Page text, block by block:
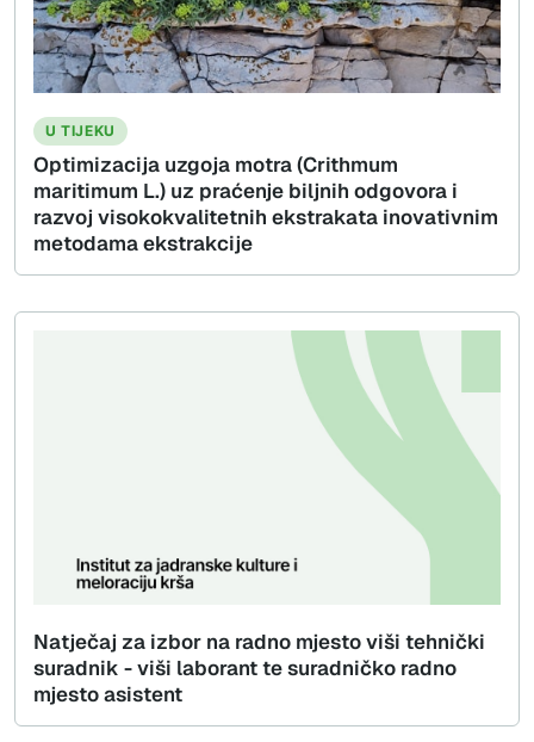
U TIJEKU
Optimizacija uzgoja motra (Crithmum
maritimum L.) uz praćenje biljnih odgovora i
razvoj visokokvalitetnih ekstrakata inovativnim
metodama ekstrakcije
Natječaj za izbor na radno mjesto viši tehnički
suradnik - viši laborant te suradničko radno
mjesto asistent